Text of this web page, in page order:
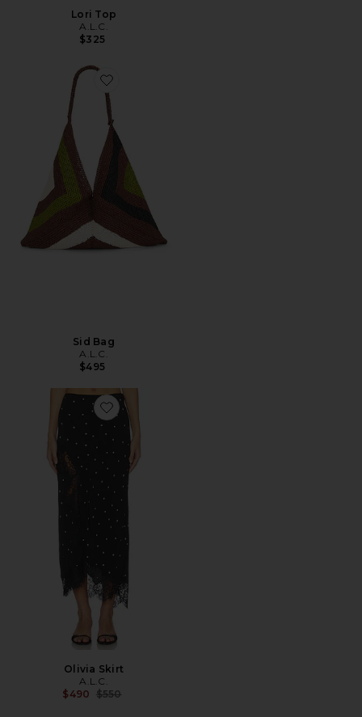
Lori Top
A.L.C.
$325
Favorite Sid Bag
Sid Bag
A.L.C.
$495
Favorite Olivia Skirt
Olivia Skirt
A.L.C.
$490 Previous price:
$550